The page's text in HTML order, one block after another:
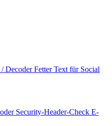
/ DecoderFetter Text für Social
Security-Header-Check E-